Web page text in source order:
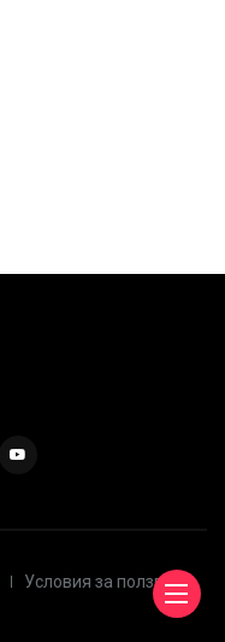
Условия за ползване